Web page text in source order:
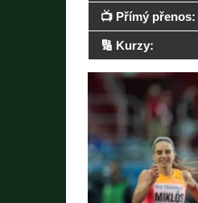
📺 Přímý přenos:
🔢 Kurzy: